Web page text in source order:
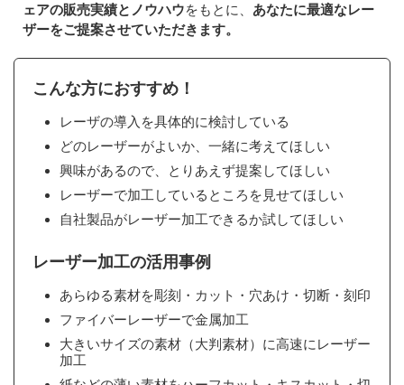
ェアの販売実績とノウハウをもとに、 あなたに最適なレー
ザーをご提案させていただきます。
こんな方におすすめ！
レーザの導入を具体的に検討している
どのレーザーがよいか、一緒に考えてほしい
興味があるので、とりあえず提案してほしい
レーザーで加工しているところを見せてほしい
自社製品がレーザー加工できるか試してほしい
レーザー加工の活用事例
あらゆる素材を彫刻・カット・穴あけ・切断・刻印
ファイバーレーザーで金属加工
大きいサイズの素材（大判素材）に高速にレーザー
加工